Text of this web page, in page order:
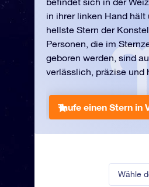
Wähle
in ihrer linken Hand hält
hellste Stern der
Personen, die im
geboren werden, sind
verlässlich, präzise und
Taufe einen Stern in